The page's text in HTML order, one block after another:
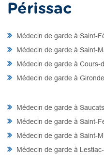
Périssac
Médecin de garde à Saint-
Médecin de garde à Saint-
Médecin de garde à Cours-
Médecin de garde à
Médecin de garde à Saucats
Médecin de garde à Saint-
Médecin de garde à Saint-
Médecin de garde à